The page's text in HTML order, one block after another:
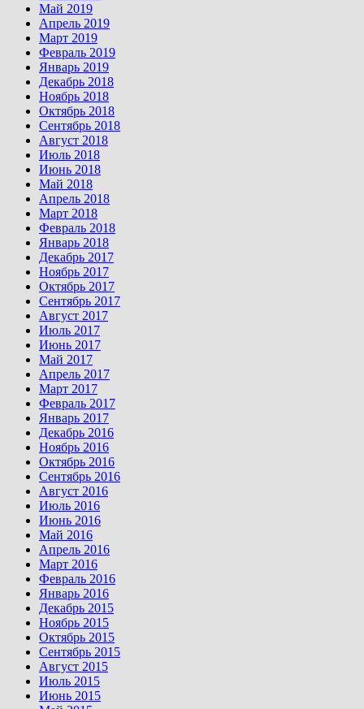
Май 2019
Апрель 2019
Март 2019
Февраль 2019
Январь 2019
Декабрь 2018
Ноябрь 2018
Октябрь 2018
Сентябрь 2018
Август 2018
Июль 2018
Июнь 2018
Май 2018
Апрель 2018
Март 2018
Февраль 2018
Январь 2018
Декабрь 2017
Ноябрь 2017
Октябрь 2017
Сентябрь 2017
Август 2017
Июль 2017
Июнь 2017
Май 2017
Апрель 2017
Март 2017
Февраль 2017
Январь 2017
Декабрь 2016
Ноябрь 2016
Октябрь 2016
Сентябрь 2016
Август 2016
Июль 2016
Июнь 2016
Май 2016
Апрель 2016
Март 2016
Февраль 2016
Январь 2016
Декабрь 2015
Ноябрь 2015
Октябрь 2015
Сентябрь 2015
Август 2015
Июль 2015
Июнь 2015